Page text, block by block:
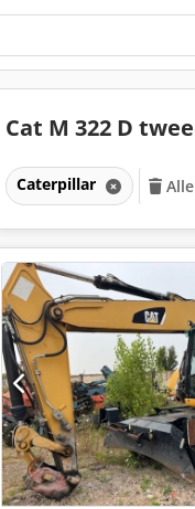
Cat M 322 D
Caterpillar